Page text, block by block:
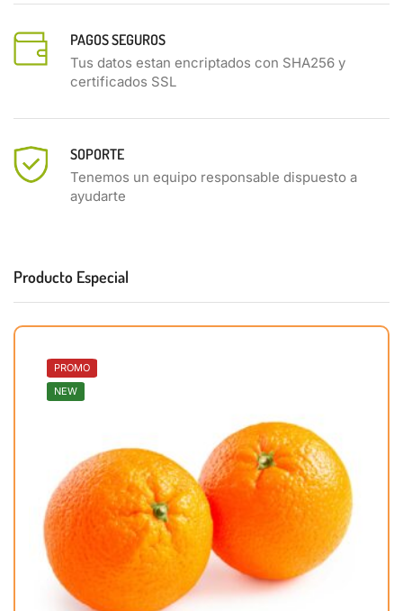
PAGOS SEGUROS
Tus datos estan encriptados con SHA256 y
certificados SSL
SOPORTE
Tenemos un equipo responsable dispuesto a
ayudarte
Producto Especial
PROMO
NEW